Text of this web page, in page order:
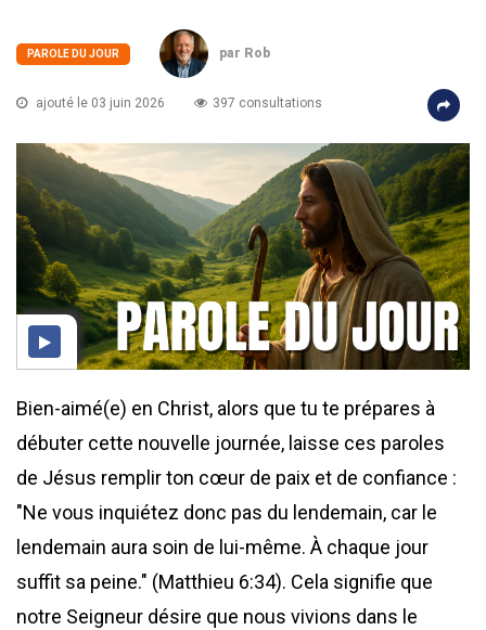
PAROLE DU JOUR par Rob
ajouté le 03 juin 2026 397 consultations
Bien-aimé(e) en Christ, alors que tu te prépares à
débuter cette nouvelle journée, laisse ces paroles
de Jésus remplir ton cœur de paix et de confiance :
"Ne vous inquiétez donc pas du lendemain, car le
lendemain aura soin de lui-même. À chaque jour
suffit sa peine." (Matthieu 6:34). Cela signifie que
notre Seigneur désire que nous vivions dans le